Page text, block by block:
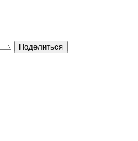
Поделиться